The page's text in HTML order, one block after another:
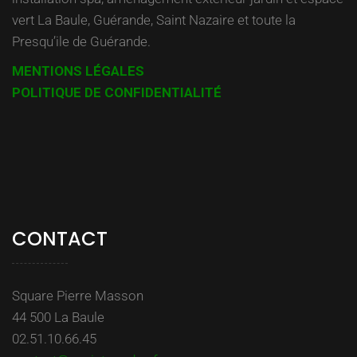
vert La Baule, Guérande, Saint Nazaire et toute la
Presqu’ile de Guérande.
MENTIONS LÉGALES
POLITIQUE DE CONFIDENTIALITÉ
CONTACT
Square Pierre Masson
44 500 La Baule
02.51.10.66.45